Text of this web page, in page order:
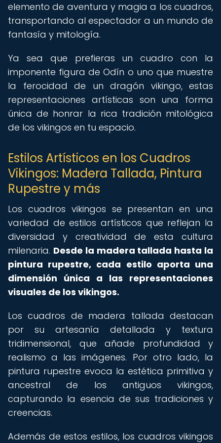
elemento de aventura y magia a los cuadros,
transportando al espectador a un mundo de
fantasía y mitología.
Ya sea que prefieras un cuadro con la
imponente figura de Odín o uno que muestre
la ferocidad de un dragón vikingo, estas
representaciones artísticas son una forma
única de honrar la rica tradición mitológica
de los vikingos en tu espacio.
Estilos Artísticos en los Cuadros
Vikingos: Madera Tallada, Pintura
Rupestre y más
Los cuadros vikingos se presentan en una
variedad de estilos artísticos que reflejan la
diversidad y creatividad de esta cultura
milenaria. Desde la madera tallada hasta la
pintura rupestre, cada estilo aporta una
dimensión única a las representaciones
visuales de los vikingos.
Los cuadros de madera tallada destacan
por su artesanía detallada y textura
tridimensional, que añade profundidad y
realismo a las imágenes. Por otro lado, la
pintura rupestre evoca la estética primitiva y
ancestral de los antiguos vikingos,
capturando la esencia de sus tradiciones y
creencias.
Además de estos estilos, los cuadros vikingos